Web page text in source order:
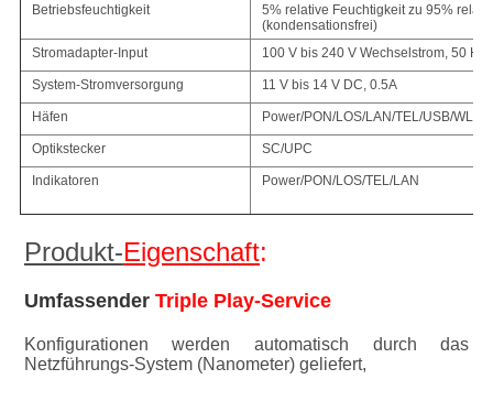
Betriebsfeuchtigkeit
5% relative Feuchtigkeit zu 95%
(kondensationsfrei)
Stromadapter-Input
100 V bis 240 V Wechselstrom, 50 Hz/
System-Stromversorgung 11 V bis 14 V DC, 0.5A
Häfen Power/PON/LOS/LAN/TEL/USB/
Optikstecker SC/UPC
Indikatoren Power/PON/LOS/TEL/LAN
Produkt-Eigenschaft:
Umfassender Triple Play-Service
Konfigurationen werden automatisch durch das
Netzführungs-System (Nanometer) geliefert,